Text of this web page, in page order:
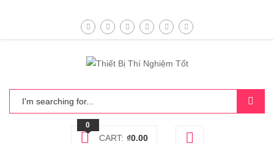
0
CART: ₫0.00